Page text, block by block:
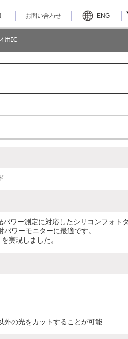
お問い合わせ ENG
ワー測定に対応したシリコンフォト
ワーモニターに最適です。
実現しました。
外の光をカットすることが可能